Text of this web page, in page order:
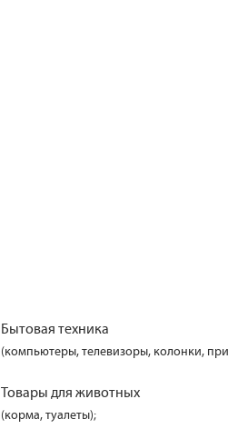
Бытовая техника
(компьютеры, телевизоры, колонки,
Товары для животных
(корма, туалеты);